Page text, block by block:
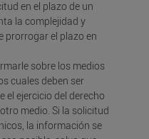
en el plazo de un
la complejidad y
prorrogar el plazo en
sobre los medios
cuales deben ser
el ejercicio del derecho
medio. Si la solicitud
la información se